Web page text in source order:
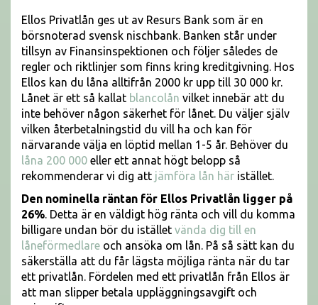
Ellos Privatlån ges ut av Resurs Bank som är en
börsnoterad svensk nischbank. Banken står under
tillsyn av Finansinspektionen och följer således de
regler och riktlinjer som finns kring kreditgivning. Hos
Ellos kan du låna alltifrån 2000 kr upp till 30 000 kr.
Lånet är ett så kallat blancolån vilket innebär att du
inte behöver någon säkerhet för lånet. Du väljer själv
vilken återbetalningstid du vill ha och kan för
närvarande välja en löptid mellan 1-5 år. Behöver du
låna 200 000 eller ett annat högt belopp så
rekommenderar vi dig att jämföra lån här istället.
Den nominella räntan för Ellos Privatlån ligger på
26%. Detta är en väldigt hög ränta och vill du komma
billigare undan bör du istället vända dig till en
låneförmedlare och ansöka om lån. På så sätt kan du
säkerställa att du får lägsta möjliga ränta när du tar
ett privatlån. Fördelen med ett privatlån från Ellos är
att man slipper betala uppläggningsavgift och